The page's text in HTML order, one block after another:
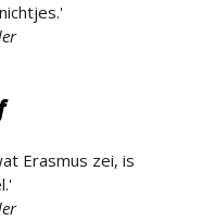
Erasmus zei, is